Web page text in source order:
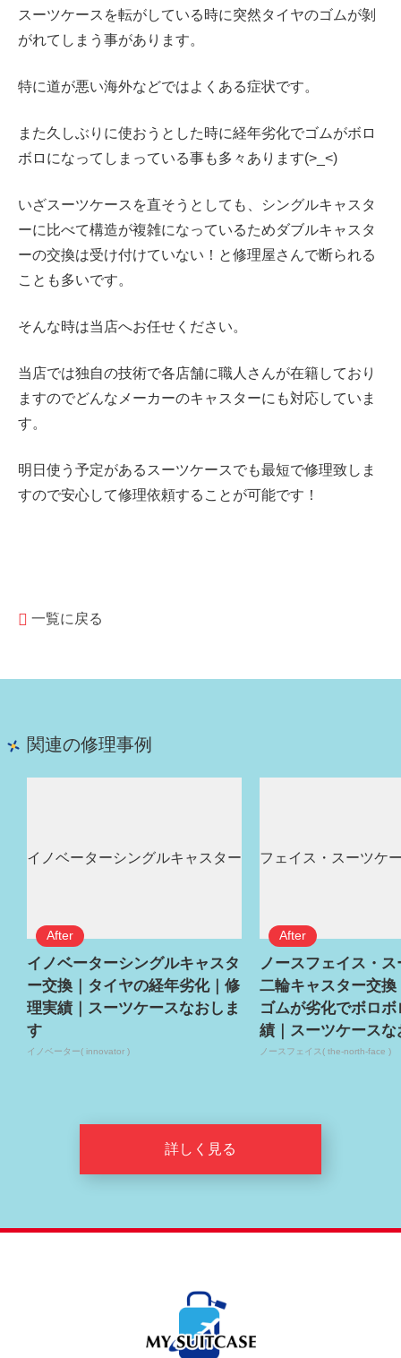
スーツケースを転がしている時に突然タイヤのゴムが剝
がれてしまう事があります。
特に道が悪い海外などではよくある症状です。
また久しぶりに使おうとした時に経年劣化でゴムがボロ
ボロになってしまっている事も多々あります(>_<)
いざスーツケースを直そうとしても、
シングルキャスタ
ーに比べて構造が複雑になっているためダブルキャスタ
ーの交換は受け付けていない！と修理屋さんで断られる
ことも多いです。
そんな時は当店へお任せください。
当店では独自の技術で各店舗に職人さんが在籍しており
ますのでどんなメーカーのキャスターにも対応していま
す。
明日使う予定があるスーツケースでも最短で修理致しま
すので安心して修理依頼することが可能です！
一覧に戻る
関連の修理事例
イノベーターシングルキャスタ
ー交換｜タイヤの経年劣化｜修
理実績｜スーツケースなおしま
す
イノベーター( innovator )
ノースフェイス・
二輪キャスター交換
ゴムが劣化でボロ
績｜スーツケースな
ノースフェイス( the-north-face )
詳しく見る